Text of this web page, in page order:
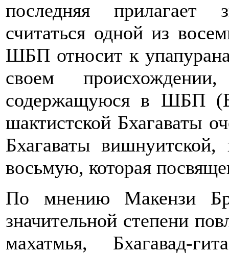
последняя прилагает
считаться одной из
ШБП относит к
своем
содержащуюся в ШБП
шактистской Бхагаваты
Бхагаваты
восьмую, которая
По мнению Макензи
значительной степени
махатмья,